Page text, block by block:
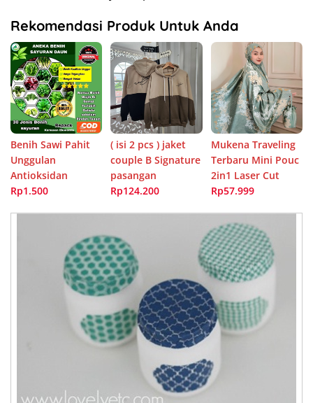
Rekomendasi Produk Untuk Anda
Benih Sawi Pahit
Unggulan
Antioksidan
Rp1.500
( isi 2 pcs ) jaket
couple B Signature
pasangan
Rp124.200
Mukena Traveling
Terbaru Mini Pouc
2in1 Laser Cut
Rp57.999